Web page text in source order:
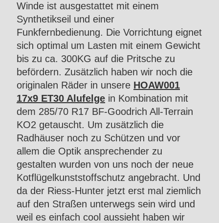
Winde ist ausgestattet mit einem
Synthetikseil und einer
Funkfernbedienung. Die Vorrichtung eignet
sich optimal um Lasten mit einem Gewicht
bis zu ca. 300KG auf die Pritsche zu
befördern. Zusätzlich haben wir noch die
originalen Räder in unsere HOAW001
17x9 ET30 Alufelge in Kombination mit
dem 285/70 R17 BF-Goodrich All-Terrain
KO2 getauscht. Um zusätzlich die
Radhäuser noch zu Schützen und vor
allem die Optik ansprechender zu
gestalten wurden von uns noch der neue
Kotflügelkunststoffschutz angebracht. Und
da der Riess-Hunter jetzt erst mal ziemlich
auf den Straßen unterwegs sein wird und
weil es einfach cool aussieht haben wir